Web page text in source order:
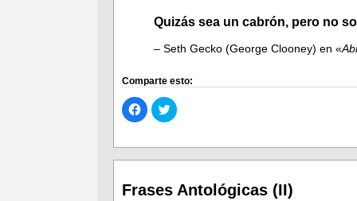
Quizás sea un cabrón, pero no
– Seth Gecko (George Clooney) en «
Comparte esto:
Haz
clic
para
en
(Se
una
Haz
clic
en
(Se
en
una
Frases Antológicas (II)